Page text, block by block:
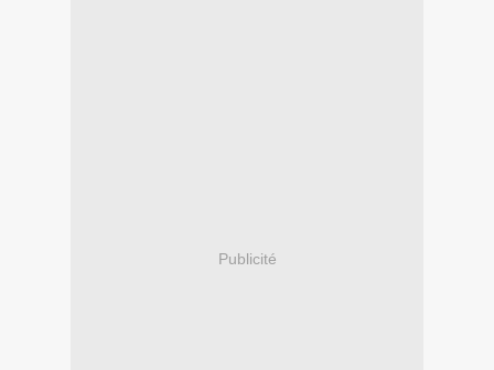
Publicité